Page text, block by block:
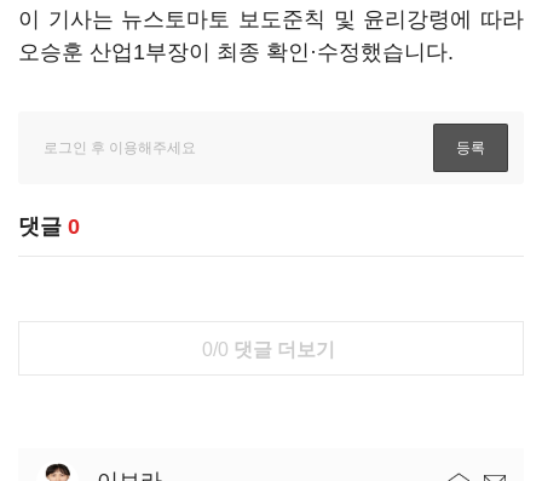
이 기사는 뉴스토마토 보도준칙 및 윤리강령에 따라
오승훈 산업1부장이 최종 확인·수정했습니다.
댓글 0
0/0 댓글 더보기